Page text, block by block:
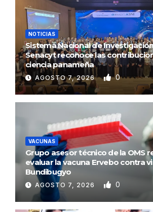
NOTICIAS
Sistema Nacional de Investigación
Senacyt reconoce las
ciencia panameña
AGOSTO 7, 2026 0
VACUNAS
Grupo asesor técnico de la OMS
evaluar la vacuna Ervebo contra
Bundibugyo
AGOSTO 7, 2026 0